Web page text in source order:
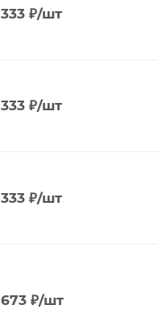
333₽/шт
333₽/шт
333₽/шт
673₽/шт